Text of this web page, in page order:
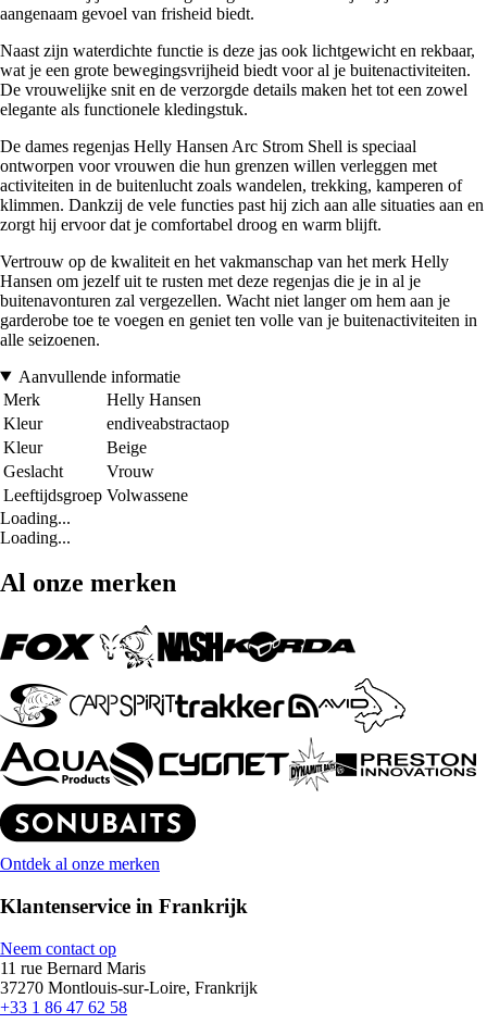
aangenaam gevoel van frisheid biedt.
Naast zijn waterdichte functie is deze jas ook lichtgewicht en rekbaar,
wat je een grote bewegingsvrijheid biedt voor al je buitenactiviteiten.
De vrouwelijke snit en de verzorgde details maken het tot een zowel
elegante als functionele kledingstuk.
De dames regenjas Helly Hansen Arc Strom Shell is speciaal
ontworpen voor vrouwen die hun grenzen willen verleggen met
activiteiten in de buitenlucht zoals wandelen, trekking, kamperen of
klimmen. Dankzij de vele functies past hij zich aan alle situaties aan en
zorgt hij ervoor dat je comfortabel droog en warm blijft.
Vertrouw op de kwaliteit en het vakmanschap van het merk Helly
Hansen om jezelf uit te rusten met deze regenjas die je in al je
buitenavonturen zal vergezellen. Wacht niet langer om hem aan je
garderobe toe te voegen en geniet ten volle van je buitenactiviteiten in
alle seizoenen.
Aanvullende informatie
Merk
Helly Hansen
Kleur
endiveabstractaop
Kleur
Beige
Geslacht
Vrouw
Leeftijdsgroep Volwassene
Loading...
Loading...
Al onze merken
Ontdek al onze merken
Klantenservice in Frankrijk
Neem contact op
11 rue Bernard Maris
37270 Montlouis-sur-Loire, Frankrijk
+33 1 86 47 62 58